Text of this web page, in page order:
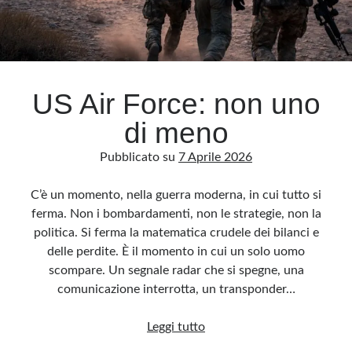
Archivio
Questo blog non rappresenta una testata giornalistica, in quanto viene aggiornato
senza alcuna periodicità. Non può pertanto considerarsi un prodotto editoriale ai
sensi della legge n· 62 del 7.03.2001. L’autore non è responsabile di quanto
pubblicato dai lettori nei commenti ai vari post. Saranno comunque cancellati quelli
ritenuti offensivi o lesivi dell’immagine o dell’onorabilità di terzi, di genere spam,
razzisti o che contengano dati personali non conformi al rispetto delle norme sulla
privacy. Alcune immagini inserite in questo blog sono tratte da Internet e, pertanto,
considerate di pubblico dominio. Qualora la loro pubblicazione violasse eventuali
tramite link né del loro contenuto, che può essere soggetto a variazioni nel tempo.
US Air Force: non uno
di meno
Pubblicato su 7 Aprile 2026
C’è un momento, nella guerra moderna, in cui tutto si
ferma. Non i bombardamenti, non le strategie, non la
politica. Si ferma la matematica crudele dei bilanci e
delle perdite. È il momento in cui un solo uomo
scompare. Un segnale radar che si spegne, una
comunicazione interrotta, un transponder…
Leggi tuttoUS